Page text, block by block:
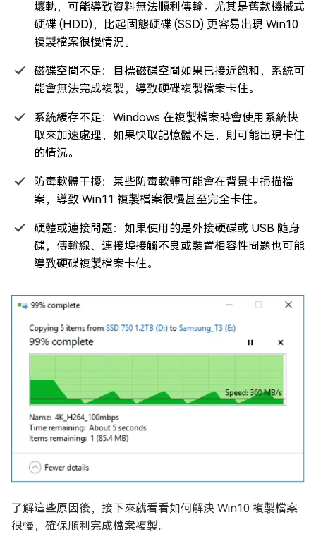
壞軌，可能導致資料無法順利傳輸。尤其是舊款機械式
硬碟 (HDD)，比起固態硬碟 (SSD) 更容易出現 Win10
複製檔案很慢情況。
磁碟空間不足：目標磁碟空間如果已接近飽和，系統可
能會無法完成複製，導致硬碟複製檔案卡住。
系統緩存不足：Windows 在複製檔案時會使用系統快
取來加速處理，如果快取記憶體不足，則可能出現卡住
的情況。
防毒軟體干擾：某些防毒軟體可能會在背景中掃描檔
案，導致 Win11 複製檔案很慢甚至完全卡住。
硬體或連接問題：如果使用的是外接硬碟或 USB 隨身
碟，傳輸線、連接埠接觸不良或裝置相容性問題也可能
導致硬碟複製檔案卡住。
了解這些原因後，接下來就看看如何解決 Win10 複製檔案
很慢，確保順利完成檔案複製。